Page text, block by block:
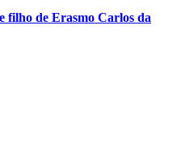
filho de Erasmo Carlos da